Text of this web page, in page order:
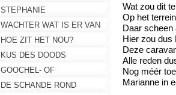
Wat zou dit
Op het
Daar scheen
Hier zou dus
Deze
Alle reden
Nog méér
Marianne in
STEPHANIE
WACHTER WAT IS ER VAN
DE NACHT?
HOE ZIT HET NOU?
KUS DES DOODS
GOOCHEL- OF
TONDELDOOS?
DE SCHANDE ROND